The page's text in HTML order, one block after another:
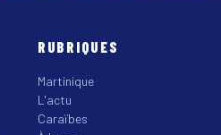
RUBRIQUES
Martinique
L'actu
Caraïbes